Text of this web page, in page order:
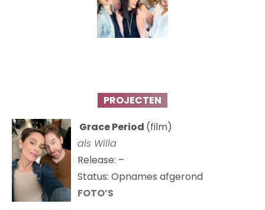
PROJECTEN
Grace Period (film)
als Willa
Release: –
Status: Opnames afgerond
FOTO’S